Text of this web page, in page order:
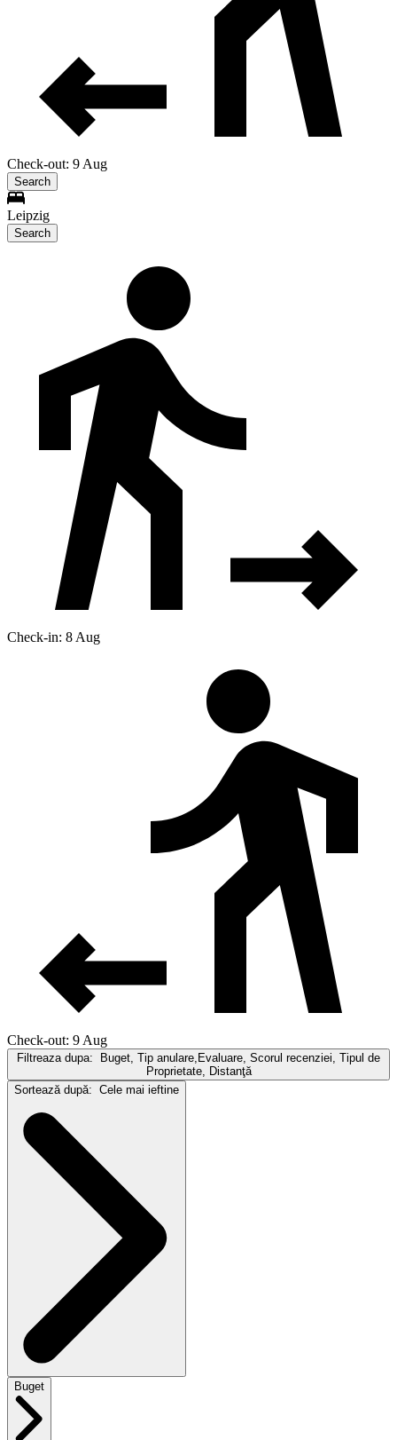
Check-out: 9 Aug
Search
Leipzig
Search
Check-in: 8 Aug
Check-out: 9 Aug
Filtreaza dupa:
Buget, Tip anulare,Evaluare, Scorul recenziei, Tipul de
Proprietate, Distanţă
Sortează după: Cele mai ieftine
Buget